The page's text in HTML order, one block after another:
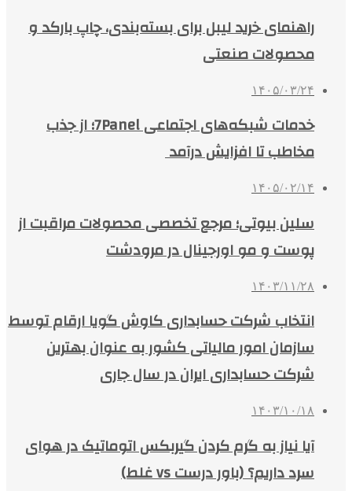
راهنمای خرید لیبل برای بسته‌بندی، چاپ بارکد و
محصولات صنعتی
۱۴۰۵/۰۳/۲۴
خدمات شبکه‌های اجتماعی 7Panel؛ از جذب
مخاطب تا افزایش درآمد
۱۴۰۵/۰۲/۱۴
سلین بیوتی؛ مرجع تخصصی محصولات مراقبت از
پوست و مو اورجینال در مرودشت
۱۴۰۳/۱۱/۲۸
انتخاب شرکت حسابداری کاوش گویا ارقام توسط
سازمان امور مالیاتی کشور به عنوان بهترین
شرکت حسابداری ایران در سال جاری
۱۴۰۳/۱۰/۱۸
آیا نیاز به گرم کردن گیربکس اتوماتیک در هوای
سرد داریم؟ (باور درست vs غلط)